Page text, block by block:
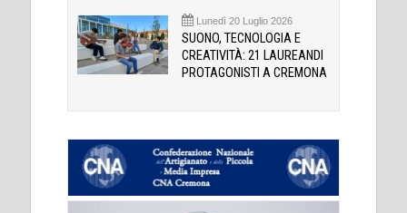
Lunedì 20 Luglio 2026
SUONO, TECNOLOGIA E
CREATIVITÀ: 21 LAUREANDI
PROTAGONISTI A CREMONA